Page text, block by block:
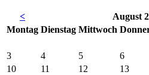
<
August
Montag Dienstag Mittwoch Do
3
4 5 6
10
11 12 13